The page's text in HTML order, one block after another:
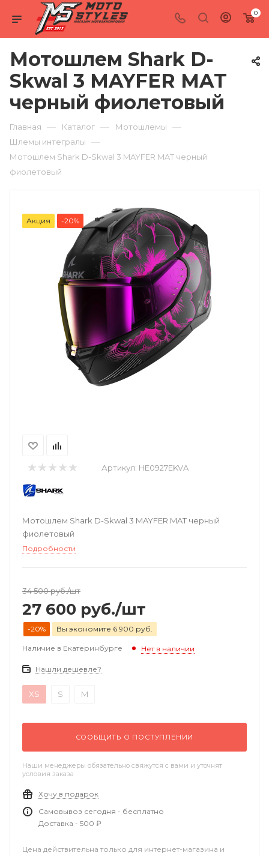
0
Мотошлем Shark D-
Skwal 3 MAYFER MAT
черный фиолетовый
Главная — Каталог — Мотошлемы —
Шлемы интегралы —
Мотошлем Shark D-Skwal 3 MAYFER MAT черный
фиолетовый
Акция -20%
Артикул: HE0927EKVA
Мотошлем Shark D-Skwal 3 MAYFER MAT черный
фиолетовый
Подробности
34 500руб./шт
27 600 руб./шт
-20% Вы экономите 6 900 руб.
Наличие в Екатеринбурге Нет в наличии
Нашли дешевле?
XS S M
СООБЩИТЬ О ПОСТУПЛЕНИИ
Наши менеджеры обязательно свяжутся с вами и уточнят
условия заказа
Хочу в подарок
Самовывоз сегодня - бесплатно
Доставка - 500 ₽
Цена действительна только для интернет-магазина и